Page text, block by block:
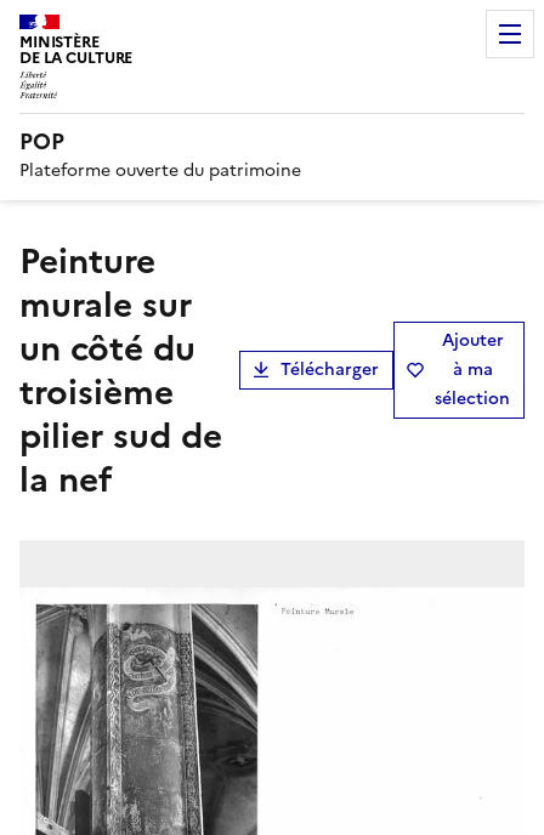
MINISTÈRE
DE LA CULTURE
POP
Plateforme ouverte du patrimoine
Peinture
murale sur
un côté du
troisième
pilier sud de
la nef
Télécharger
Ajouter
à ma
sélection